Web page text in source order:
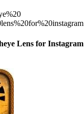
Lens for Instagram